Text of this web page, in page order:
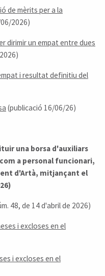
de mèrits per a la
2026)
dirimir un empat entre dues
i resultat definitiu del
(publicació 16/06/26)
una borsa d'auxiliars
a personal funcionari,
d'Artà, mitjançant el
48, de 14 d'abril de 2026)
i excloses en el
i excloses en el